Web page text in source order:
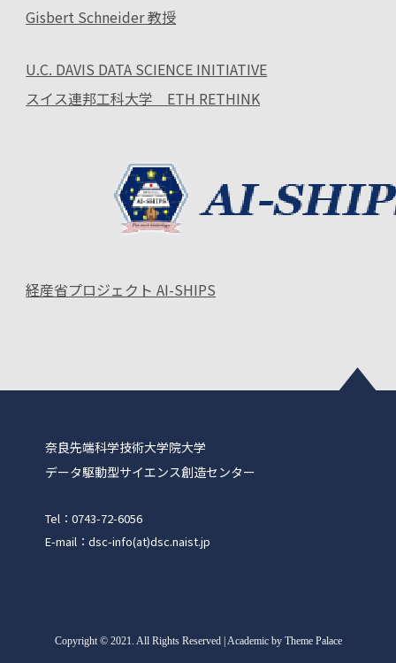
Gisbert Schneider 教授
U.C. DAVIS DATA SCIENCE INITIATIVE
スイス連邦工科大学 ETH RETHINK
経産省プロジェクト AI-SHIPS
奈良先端科学技術大学院大学
データ駆動型サイエンス創造センター
Tel：0743-72-6056
E-mail：dsc-info(at)dsc.naist.jp
Copyright©2021. All Rights Reserved | Academic by Theme Palace